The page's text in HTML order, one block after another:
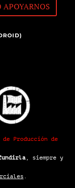
APOYARNOS
Producción de
, siempre y
.